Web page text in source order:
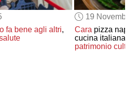
ALEXA
ADJUST COLORS
fa bene agli altri,
19
Cara pizza
cucina italiana
patrimonio